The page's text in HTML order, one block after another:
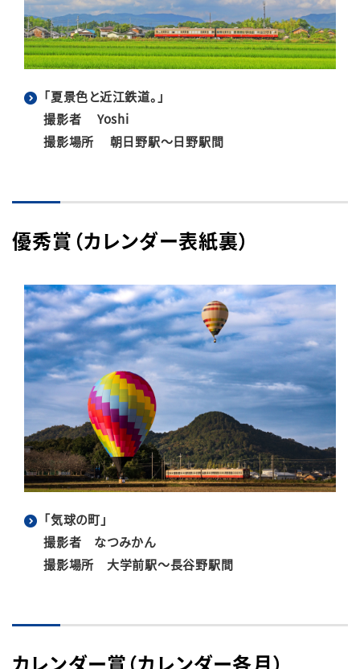
「夏景色と近江鉄道。」
撮影者 Yoshi
撮影場所 朝日野駅～日野駅間
優秀賞（カレンダー表紙裏）
「気球の町」
撮影者 なつみかん
撮影場所 大学前駅～長谷野駅間
カレンダー賞（カレンダー各月）